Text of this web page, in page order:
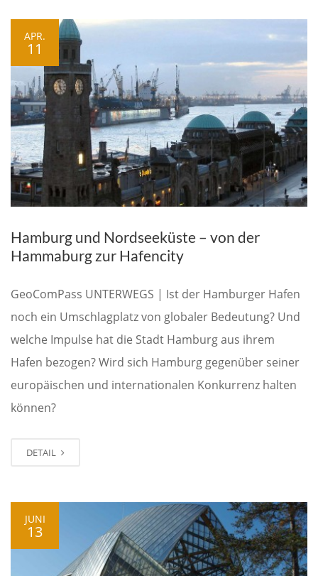
APR.
11
Hamburg und Nordseeküste – von der
Hammaburg zur Hafencity
GeoComPass UNTERWEGS | Ist der Hamburger Hafen
noch ein Umschlagplatz von globaler Bedeutung? Und
welche Impulse hat die Stadt Hamburg aus ihrem
Hafen bezogen? Wird sich Hamburg gegenüber seiner
europäischen und internationalen Konkurrenz halten
können?
DETAIL
JUNI
13